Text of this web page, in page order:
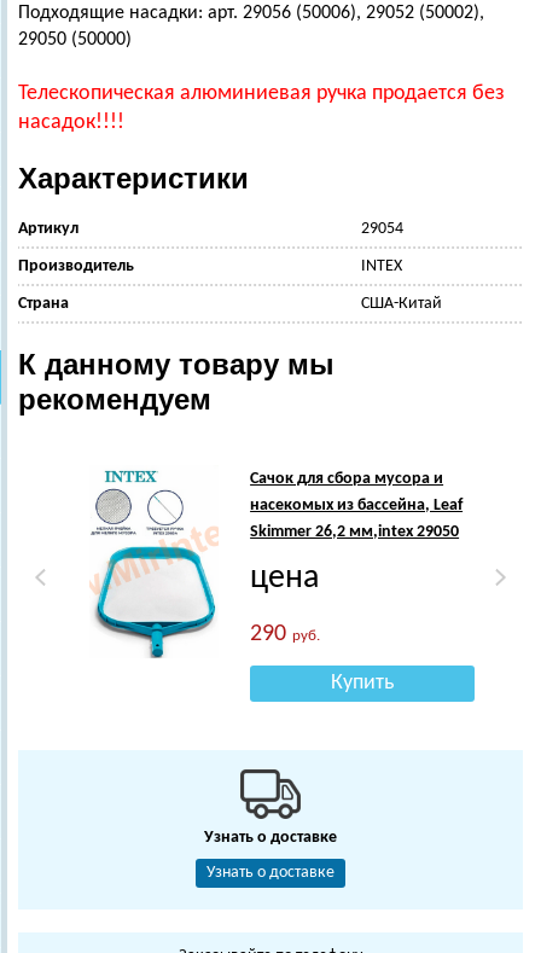
Подходящие насадки: арт. 29056 (50006), 29052 (50002),
29050 (50000)
Телескопическая алюминиевая ручка продается без
насадок!!!!
Характеристики
Артикул 29054
Производитель INTEX
Страна США-Китай
К данному товару мы
рекомендуем
Сачок для сбора мусора и
насекомых из бассейна, Leaf
Skimmer 26,2 мм,intex 29050
цена
290руб.
Купить
Узнать о доставке
Узнать о доставке